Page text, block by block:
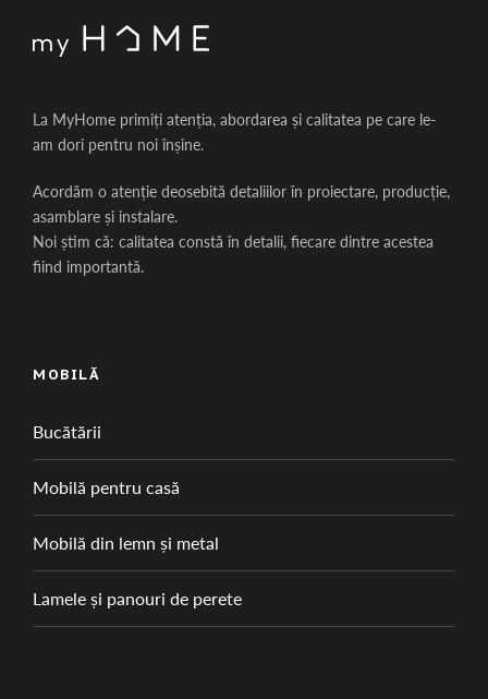
La MyHome primiți atenția, abordarea și calitatea pe care le-
am dori pentru noi înșine.
Acordăm o atenție deosebită detaliilor în proiectare, producție,
asamblare și instalare.
Noi știm că: calitatea constă în detalii, fiecare dintre acestea
fiind importantă.
MOBILĂ
Bucătării
Mobilă pentru casă
Mobilă din lemn și metal
Lamele și panouri de perete